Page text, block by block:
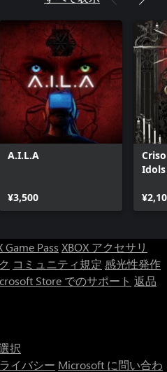
A.I.L.A
¥3,500
Idols
Game Pass XBOX アクセサリ
コミュニティ規定 感光性発作
Store でのサポート 返品
択
イバシー Microsoft に問い合わ